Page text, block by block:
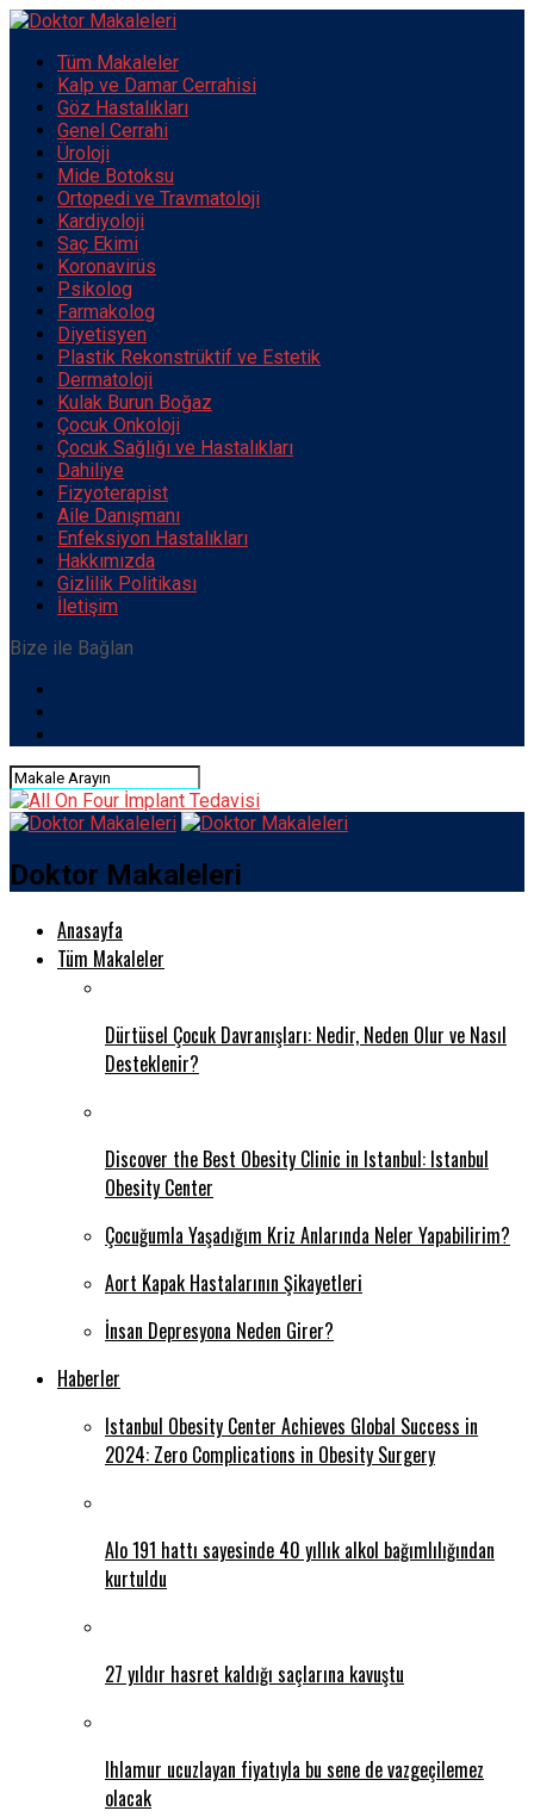
Tüm Makaleler
Kalp ve Damar Cerrahisi
Göz Hastalıkları
Genel Cerrahi
Üroloji
Mide Botoksu
Ortopedi ve Travmatoloji
Kardiyoloji
Saç Ekimi
Koronavirüs
Psikolog
Farmakolog
Diyetisyen
Plastik Rekonstrüktif ve Estetik
Dermatoloji
Kulak Burun Boğaz
Çocuk Onkoloji
Çocuk Sağlığı ve Hastalıkları
Dahiliye
Fizyoterapist
Aile Danışmanı
Enfeksiyon Hastalıkları
Hakkımızda
Gizlilik Politikası
İletişim
Bize ile Bağlan
Doktor Makaleleri
Anasayfa
Tüm Makaleler
Dürtüsel Çocuk Davranışları: Nedir, Neden Olur ve Nasıl
Desteklenir?
Discover the Best Obesity Clinic in Istanbul: Istanbul
Obesity Center
Çocuğumla Yaşadığım Kriz Anlarında Neler Yapabilirim?
Aort Kapak Hastalarının Şikayetleri
İnsan Depresyona Neden Girer?
Haberler
Istanbul Obesity Center Achieves Global Success in
2024: Zero Complications in Obesity Surgery
Alo 191 hattı sayesinde 40 yıllık alkol bağımlılığından
kurtuldu
27 yıldır hasret kaldığı saçlarına kavuştu
Ihlamur ucuzlayan fiyatıyla bu sene de vazgeçilemez
olacak